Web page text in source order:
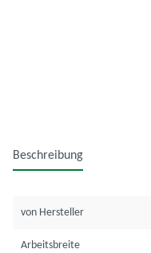
Beschreibung
von Hersteller
Arbeitsbreite